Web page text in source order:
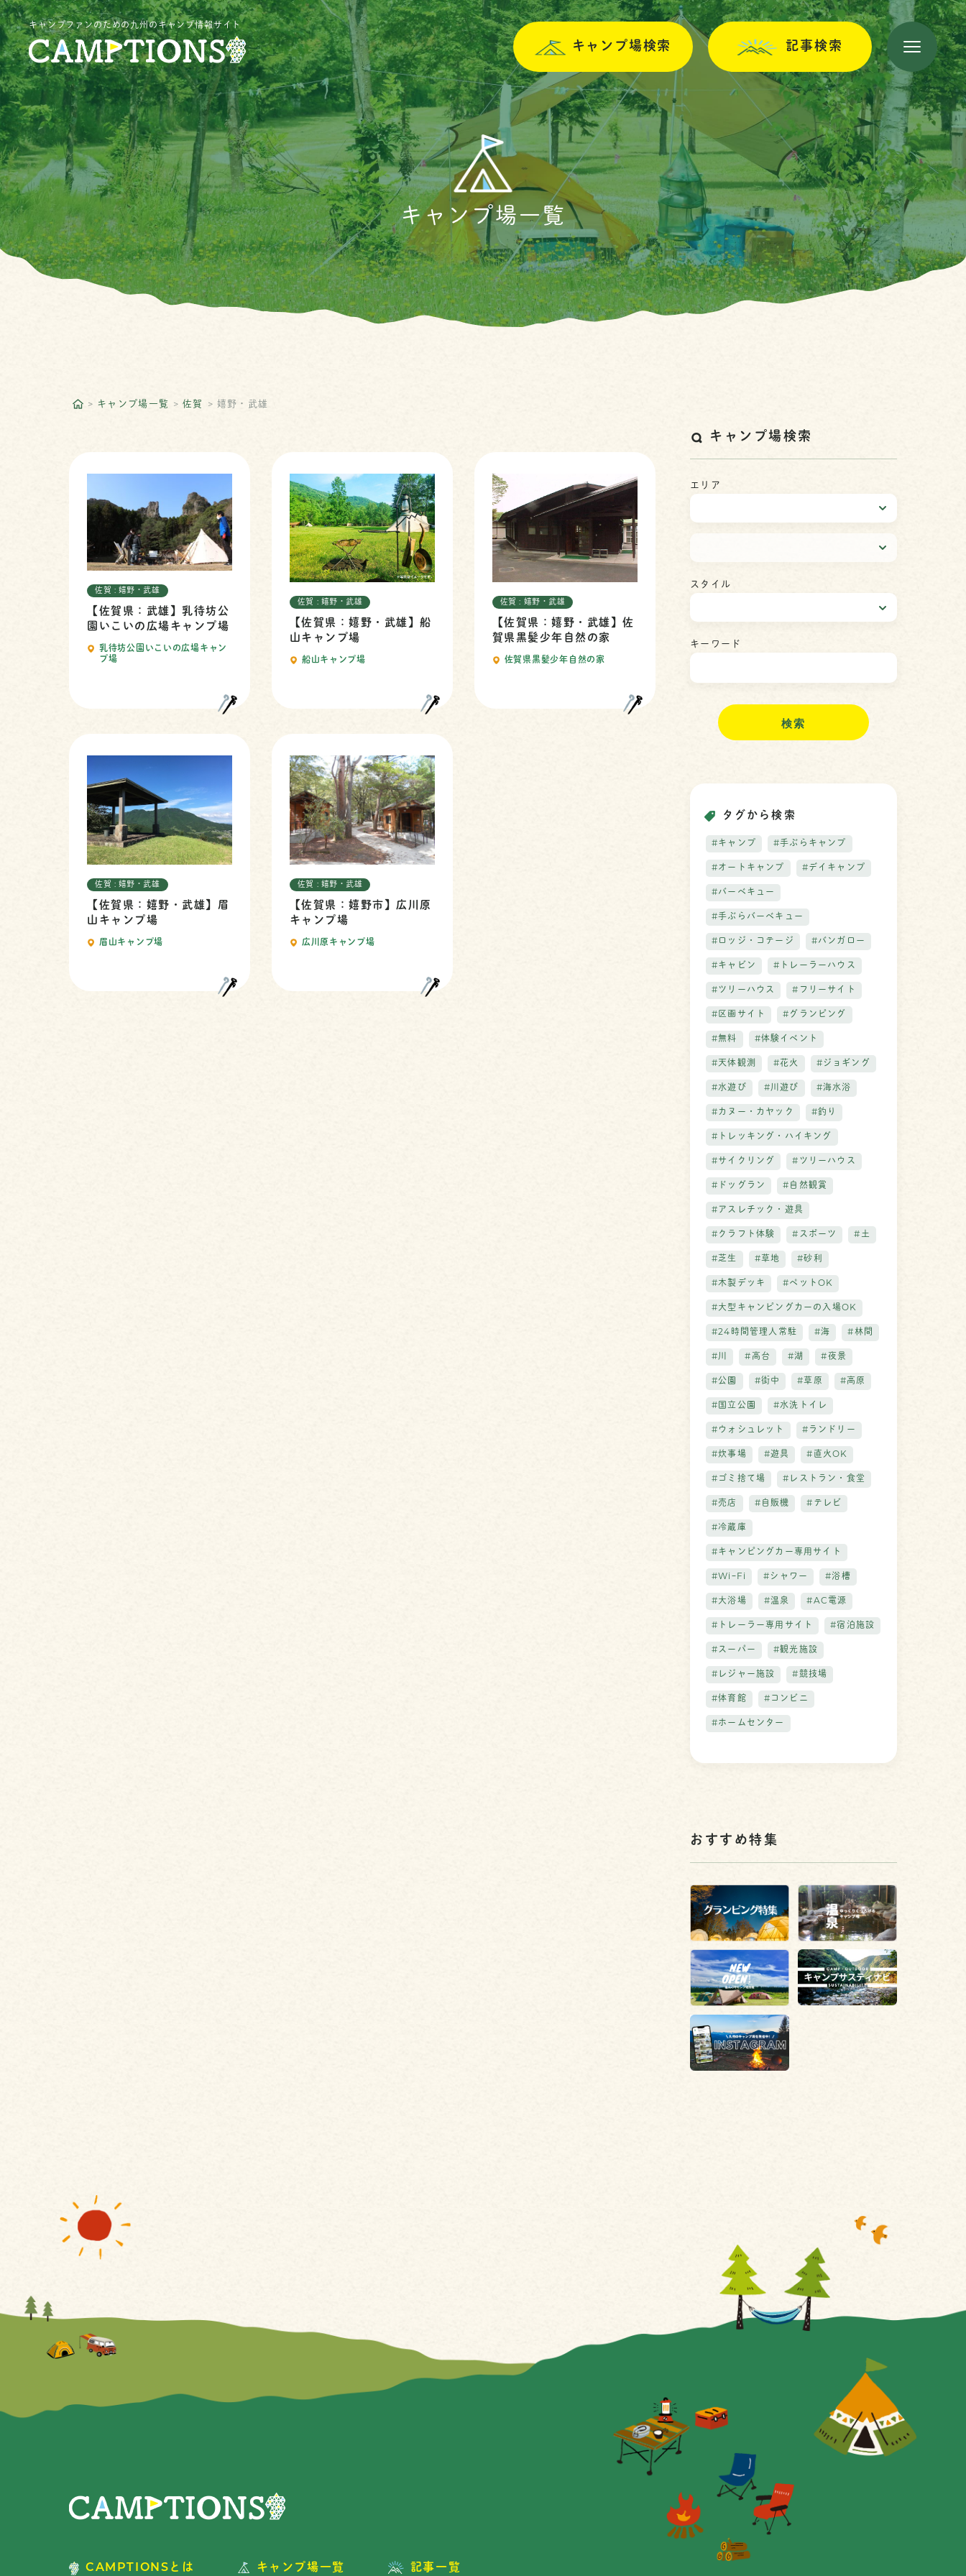
キャンプファンのための九州のキャンプ情報サイト
キャンプ場検索 記事検索
キャンプ場一覧
キャンプ場一覧 佐賀 嬉野・武雄
佐賀 : 嬉野・武雄
【佐賀県：武雄】乳待坊公
園いこいの広場キャンプ場
乳待坊公園いこいの広場キャン
プ場
佐賀 : 嬉野・武雄
【佐賀県：嬉野・武雄】船
山キャンプ場
船山キャンプ場
佐賀 : 嬉野・武雄
【佐賀県：嬉野・武雄】佐
賀県黒髪少年自然の家
佐賀県黒髪少年自然の家
佐賀 : 嬉野・武雄
【佐賀県：嬉野・武雄】眉
山キャンプ場
眉山キャンプ場
佐賀 : 嬉野・武雄
【佐賀県：嬉野市】広川原
キャンプ場
広川原キャンプ場
キャンプ場検索
エリア
スタイル
キーワード
検
タグから検索
#キャンプ #手ぶらキャンプ
#オートキャンプ #デイキャンプ
#バーベキュー
#手ぶらバーベキュー
#ロッジ・コテージ #バンガロー
#キャビン #トレーラーハウス
#ツリーハウス #フリーサイト
#区画サイト #グランピング
#無料 #体験イベント
#天体観測 #花火 #ジョギング
#水遊び #川遊び #海水浴
#カヌー・カヤック #釣り
#トレッキング・ハイキング
#サイクリング #ツリーハウス
#ドッグラン #自然観賞
#アスレチック・遊具
#クラフト体験 #スポーツ #土
#芝生 #草地 #砂利
#木製デッキ #ペットOK
#大型キャンピングカーの入場OK
#24時間管理人常駐 #海 #林間
#川 #高台 #湖 #夜景
#公園 #街中 #草原 #高原
#国立公園 #水洗トイレ
#ウォシュレット #ランドリー
#炊事場 #遊具 #直火OK
#ゴミ捨て場 #レストラン・食堂
#売店 #自販機 #テレビ
#冷蔵庫
#キャンピングカー専用サイト
#WiｰFi #シャワー #浴槽
#大浴場 #温泉 #AC電源
#トレーラー専用サイト #宿泊施設
#スーパー #観光施設
#レジャー施設 #競技場
#体育館 #コンビニ
#ホームセンター
おすすめ特集
CAMPTIONSとは キャンプ場一覧 記事一覧